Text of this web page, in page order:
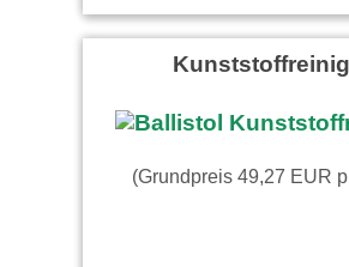
18.03.2016
Sehr gutes
ich wieder
(Grundpreis 49,27 EUR